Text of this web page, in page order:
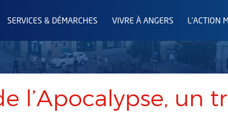
SERVICES & DÉMARCHES VIVRE À ANGERS L'ACTION
l’Apocalypse, un